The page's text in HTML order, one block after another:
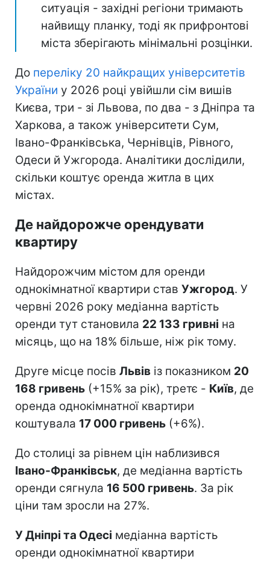
ситуація - західні регіони тримають
найвищу планку, тоді як прифронтові
міста зберігають мінімальні розцінки.
До переліку 20 найкращих університетів
України у 2026 році увійшли сім вишів
Києва, три - зі Львова, по два - з Дніпра та
Харкова, а також університети Сум,
Івано-Франківська, Чернівців, Рівного,
Одеси й Ужгорода. Аналітики дослідили,
скільки коштує оренда житла в цих
містах.
Де найдорожче орендувати
квартиру
Найдорожчим містом для оренди
однокімнатної квартири став Ужгород. У
червні 2026 року медіанна вартість
оренди тут становила 22 133 гривні на
місяць, що на 18% більше, ніж рік тому.
Друге місце посів Львів із показником 20
168 гривень (+15% за рік), третє - Київ, де
оренда однокімнатної квартири
коштувала 17 000 гривень (+6%).
До столиці за рівнем цін наблизився
Івано-Франківськ, де медіанна вартість
оренди сягнула 16 500 гривень. За рік
ціни там зросли на 27%.
У Дніпрі та Одесі медіанна вартість
оренди однокімнатної квартири